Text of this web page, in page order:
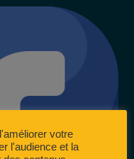
votre
l'audience et la